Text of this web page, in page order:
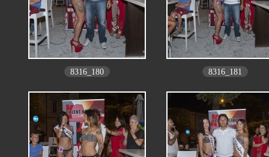
8316_180 8316_181